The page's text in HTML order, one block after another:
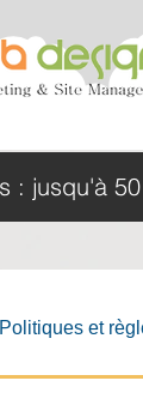
: jusqu'à
Politiques et